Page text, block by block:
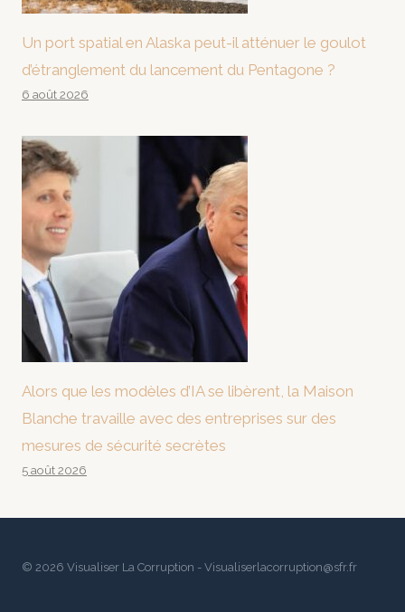
Un port spatial en Alaska peut-il atténuer le goulot
d’étranglement du lancement du Pentagone ?
6 août 2026
Alors que les modèles d’IA se libèrent, la Maison
Blanche travaille avec des entreprises sur des
mesures de sécurité secrètes
5 août 2026
© 2026 Visualiser La Corruption - Visualiserlacorruption@sfr.fr